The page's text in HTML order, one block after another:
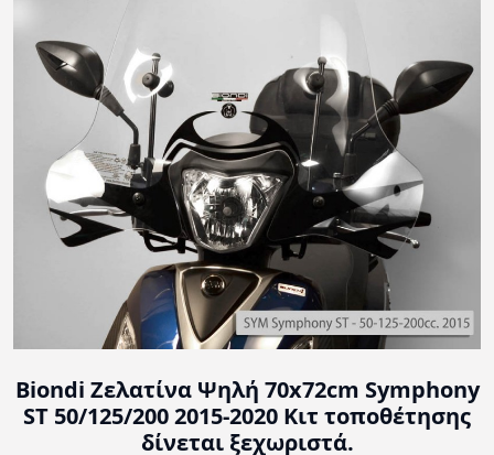
Biondi Ζελατίνα Ψηλή 70x72cm Symphony
ST 50/125/200 2015-2020 Κιτ τοποθέτησης
δίνεται ξεχωριστά.